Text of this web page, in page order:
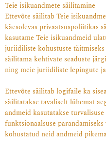
Teie isikuandmete säilitamine
Ettevõte säilitab Teie
käesolevas privaatsuspoliitikas
kasutame Teie isikuandmeid
juriidiliste kohustuste täitmiseks
säilitama kehtivate seaduste
ning meie juriidiliste lepingute
Ettevõte säilitab logifaile ka
säilitatakse tavaliselt lühemat
andmeid kasutatakse
funktsionaalsuse
kohustatud neid andmeid